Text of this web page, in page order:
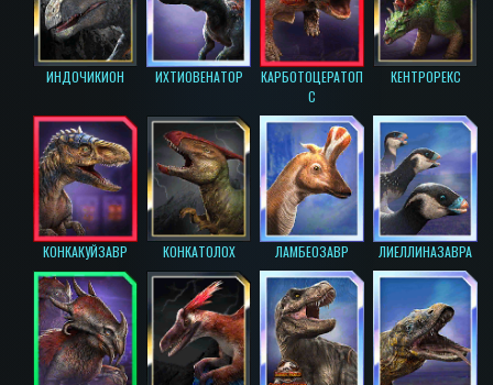
ИНДОЧИКИОН ИХТИОВЕНАТОР
КАРБОТОЦЕРАТОП
С
КЕНТРОРЕКС
КОНКАКУЙЗАВР КОНКАТОЛОХ ЛАМБЕОЗАВР ЛИЕЛЛИНАЗАВРА